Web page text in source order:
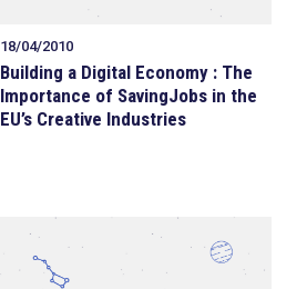
18/04/2010
Building a Digital Economy : The
Importance of SavingJobs in the
EU’s Creative Industries